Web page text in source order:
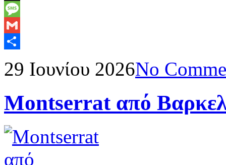
Mail
X
Message
Gmail
29 Ιουνίου 2026No
Montserrat από